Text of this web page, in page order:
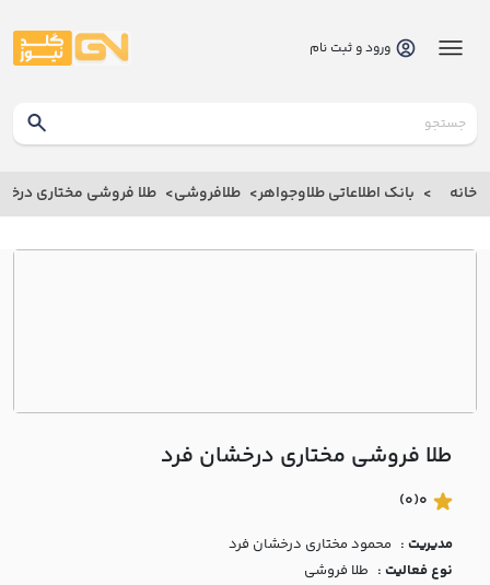
بانک
بانک
اطلاعاتی
درباره
با ما
مقالات
ورود و ثبت نام
خانه بانک اطلاعاتی طلاوجواهر طلافروشی طلا فروشی مختاري
طلا فروشی مختاري درخشان فرد
0
(0)
مدیریت : محمود مختاري درخشان فرد
نوع فعالیت : طلا فروشی